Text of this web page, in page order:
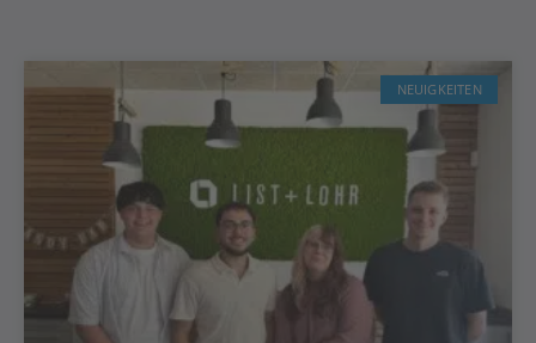
NEUIGKEITEN